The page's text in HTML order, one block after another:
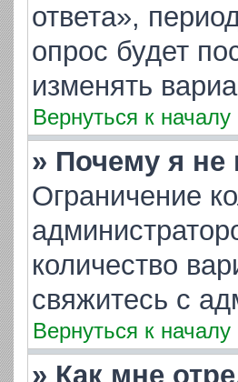
ответа»,
опрос будет
изменять
Вернуться к началу
» Почему я не
Ограничение
количество
свяжитесь с
Вернуться к началу
» Как мне